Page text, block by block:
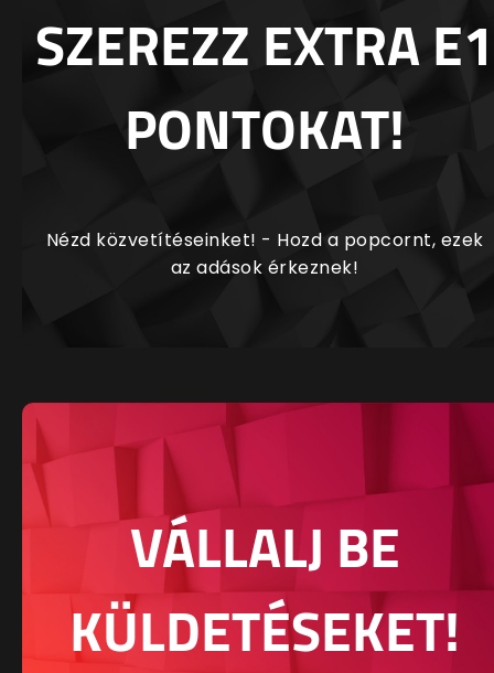
SZEREZZ EXTRA E1
PONTOKAT!
Nézd közvetítéseinket! - Hozd a popcornt, ezek
az adások érkeznek!
VÁLLALJ BE
KÜLDETÉSEKET!